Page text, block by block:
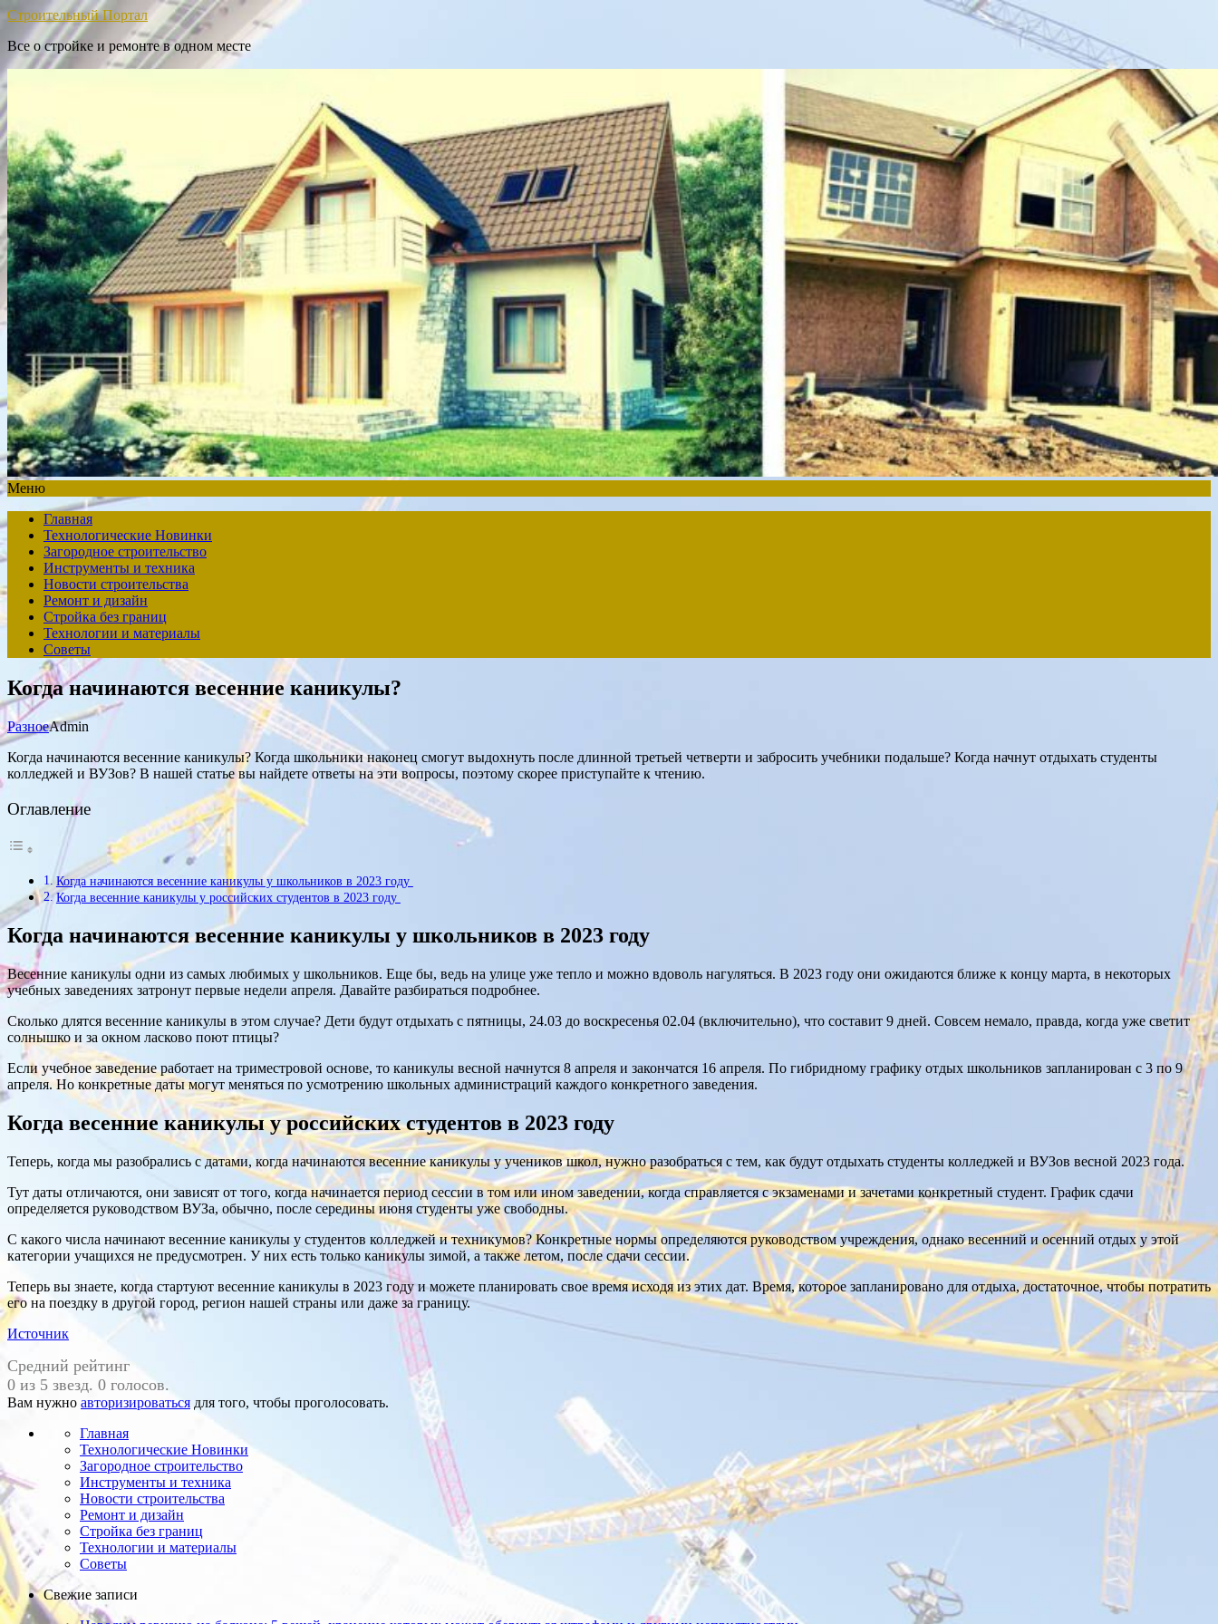
Строительный Портал
Все о стройке и ремонте в одном месте
Меню
Главная
Технологические Новинки
Загородное строительство
Инструменты и техника
Новости строительства
Ремонт и дизайн
Стройка без границ
Технологии и материалы
Советы
Когда начинаются весенние каникулы?
РазноеAdmin
Когда начинаются весенние каникулы? Когда школьники наконец смогут выдохнуть после длинной третьей четверти и забросить учебники подальше? Когда начнут отдыхать студенты
колледжей и ВУЗов? В нашей статье вы найдете ответы на эти вопросы, поэтому скорее приступайте к чтению.
Оглавление
Когда начинаются весенние каникулы у школьников в 2023 году
Когда весенние каникулы у российских студентов в 2023 году
Когда начинаются весенние каникулы у школьников в 2023 году
Весенние каникулы одни из самых любимых у школьников. Еще бы, ведь на улице уже тепло и можно вдоволь нагуляться. В 2023 году они ожидаются ближе к концу марта, в некоторых
учебных заведениях затронут первые недели апреля. Давайте разбираться подробнее.
Сколько длятся весенние каникулы в этом случае? Дети будут отдыхать с пятницы, 24.03 до воскресенья 02.04 (включительно), что составит 9 дней. Совсем немало, правда, когда уже светит
солнышко и за окном ласково поют птицы?
Если учебное заведение работает на триместровой основе, то каникулы весной начнутся 8 апреля и закончатся 16 апреля. По гибридному графику отдых школьников запланирован с 3 по 9
апреля. Но конкретные даты могут меняться по усмотрению школьных администраций каждого конкретного заведения.
Когда весенние каникулы у российских студентов в 2023 году
Теперь, когда мы разобрались с датами, когда начинаются весенние каникулы у учеников школ, нужно разобраться с тем, как будут отдыхать студенты колледжей и ВУЗов весной 2023 года.
Тут даты отличаются, они зависят от того, когда начинается период сессии в том или ином заведении, когда справляется с экзаменами и зачетами конкретный студент. График сдачи
определяется руководством ВУЗа, обычно, после середины июня студенты уже свободны.
С какого числа начинают весенние каникулы у студентов колледжей и техникумов? Конкретные нормы определяются руководством учреждения, однако весенний и осенний отдых у этой
категории учащихся не предусмотрен. У них есть только каникулы зимой, а также летом, после сдачи сессии.
Теперь вы знаете, когда стартуют весенние каникулы в 2023 году и можете планировать свое время исходя из этих дат. Время, которое запланировано для отдыха, достаточное, чтобы потратить
его на поездку в другой город, регион нашей страны или даже за границу.
Источник
Средний рейтинг
0 из 5 звезд. 0 голосов.
Вам нужно авторизироваться для того, чтобы проголосовать.
Главная
Технологические Новинки
Загородное строительство
Инструменты и техника
Новости строительства
Ремонт и дизайн
Стройка без границ
Технологии и материалы
Советы
Свежие записи